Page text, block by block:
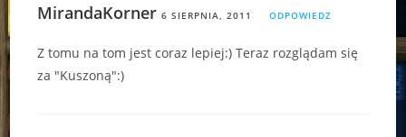
MirandaKorner 6 SIERPNIA, 2011 ODPOWIEDZ
Z tomu na tom jest coraz lepiej:) Teraz rozglądam się
za "Kuszoną":)